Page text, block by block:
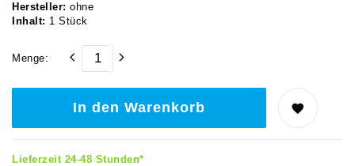
Hersteller: ohne
Inhalt: 1 Stück
Menge:
In den Warenkorb
Lieferzeit 24-48 Stunden*